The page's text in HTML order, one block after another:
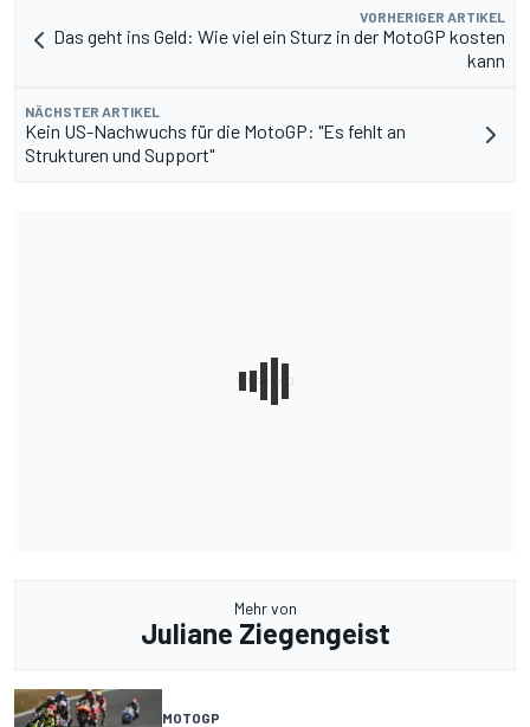
VORHERIGER ARTIKEL
Das geht ins Geld: Wie viel ein Sturz in der MotoGP kosten
kann
NÄCHSTER ARTIKEL
Kein US-Nachwuchs für die MotoGP: "Es fehlt an
Strukturen und Support"
Mehr von
Juliane Ziegengeist
MOTOGP